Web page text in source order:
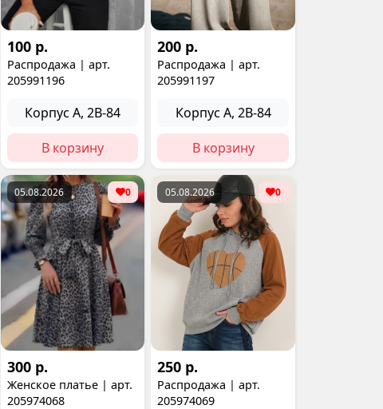
100 р.
Распродажа | арт.
205991196
Корпус А, 2В-84
В корзину
200 р.
Распродажа | арт.
205991197
Корпус А, 2В-84
В корзину
05.08.2026 0
300 р.
Женское платье | арт.
205974068
05.08.2026 0
250 р.
Распродажа | арт.
205974069